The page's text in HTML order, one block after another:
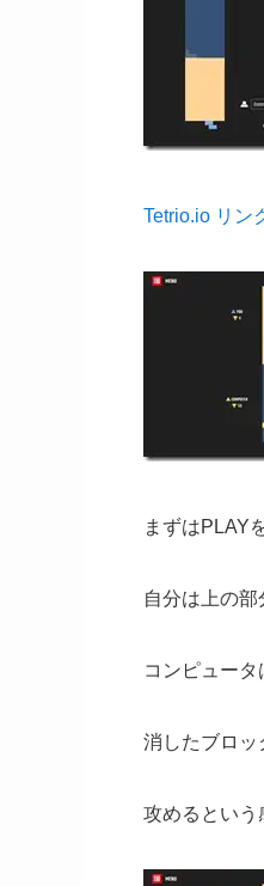
Tetrio.io リン
まずはPLAY
自分は上の部
コンピュータ
消したブロッ
攻めるという